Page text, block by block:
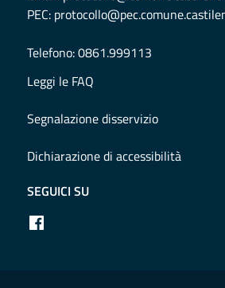
PEC:
Telefono:0861.999113
Leggi le FAQ
Segnalazione disservizio
Dichiarazione di accessibilità
SEGUICI SU